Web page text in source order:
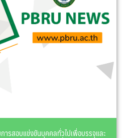
ารสอบแข่งขันบุคคลทั่วไปเพื่อบรรจุและ